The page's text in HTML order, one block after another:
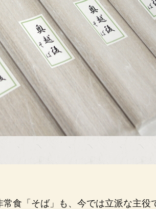
食「そば」も、今では立派な主役